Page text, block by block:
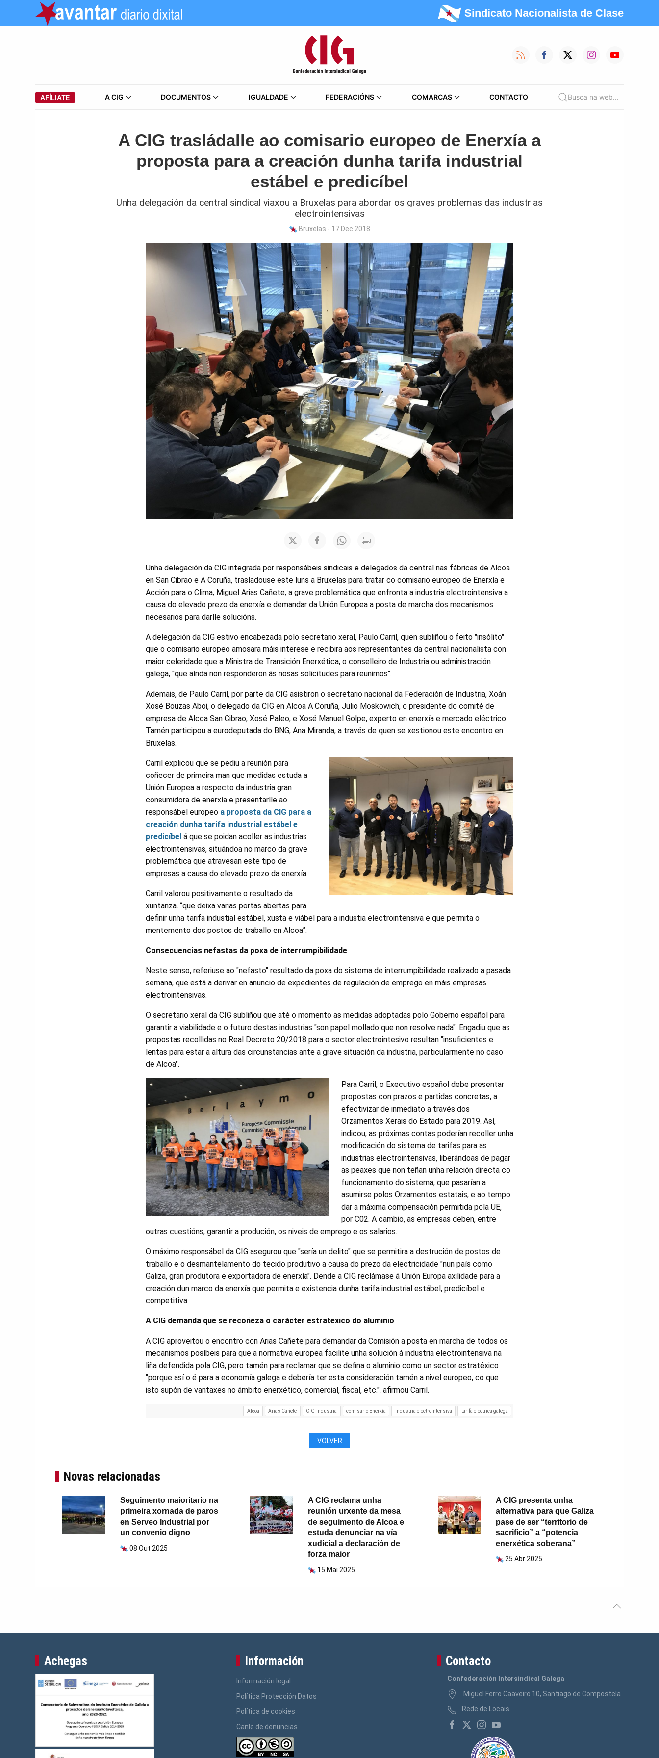
Sindicato Nacionalista de Clase
AFÍLIATE A CIG DOCUMENTOS IGUALDADE FEDERACIÓNS COMARCAS CONTACTO Busca na web...
A CIG trasládalle ao comisario europeo de Enerxía a
proposta para a creación dunha tarifa industrial
estábel e predicíbel
Unha delegación da central sindical viaxou a Bruxelas para abordar os graves problemas das industrias
electrointensivas
Bruxelas - 17 Dec 2018
Unha delegación da CIG integrada por responsábeis sindicais e delegados da central nas fábricas de Alcoa
en San Cibrao e A Coruña, trasladouse este luns a Bruxelas para tratar co comisario europeo de Enerxía e
Acción para o Clima, Miguel Arias Cañete, a grave problemática que enfronta a industria electrointensiva a
causa do elevado prezo da enerxía e demandar da Unión Europea a posta de marcha dos mecanismos
necesarios para darlle solucións.
A delegación da CIG estivo encabezada polo secretario xeral, Paulo Carril, quen subliñou o feito "insólito"
que o comisario europeo amosara máis interese e recibira aos representantes da central nacionalista con
maior celeridade que a Ministra de Transición Enerxética, o conselleiro de Industria ou administración
galega, "que aínda non responderon ás nosas solicitudes para reunirnos".
Ademais, de Paulo Carril, por parte da CIG asistiron o secretario nacional da Federación de Industria, Xoán
Xosé Bouzas Aboi, o delegado da CIG en Alcoa A Coruña, Julio Moskowich, o presidente do comité de
empresa de Alcoa San Cibrao, Xosé Paleo, e Xosé Manuel Golpe, experto en enerxía e mercado eléctrico.
Tamén participou a eurodeputada do BNG, Ana Miranda, a través de quen se xestionou este encontro en
Bruxelas.
Carril explicou que se pediu a reunión para
coñecer de primeira man que medidas estuda a
Unión Europea a respecto da industria gran
consumidora de enerxía e presentarlle ao
responsábel europeo a proposta da CIG para a
creación dunha tarifa industrial estábel e
predicíbel á que se poidan acoller as industrias
electrointensivas, situándoa no marco da grave
problemática que atravesan este tipo de
empresas a causa do elevado prezo da enerxía.
Carril valorou positivamente o resultado da
xuntanza, “que deixa varias portas abertas para
definir unha tarifa industial estábel, xusta e viábel para a industia electrointensiva e que permita o
mentemento dos postos de traballo en Alcoa”.
Consecuencias nefastas da poxa de interrumpibilidade
Neste senso, referiuse ao "nefasto" resultado da poxa do sistema de interrumpibilidade realizado a pasada
semana, que está a derivar en anuncio de expedientes de regulación de emprego en máis empresas
electrointensivas.
O secretario xeral da CIG subliñou que até o momento as medidas adoptadas polo Goberno español para
garantir a viabilidade e o futuro destas industrias "son papel mollado que non resolve nada". Engadiu que as
propostas recollidas no Real Decreto 20/2018 para o sector electrointesivo resultan "insuficientes e
lentas para estar a altura das circunstancias ante a grave situación da industria, particularmente no caso
de Alcoa".
Para Carril, o Executivo español debe presentar
propostas con prazos e partidas concretas, a
efectivizar de inmediato a través dos
Orzamentos Xerais do Estado para 2019. Así,
indicou, as próximas contas poderían recoller unha
modificación do sistema de tarifas para as
industrias electrointensivas, liberándoas de pagar
as peaxes que non teñan unha relación directa co
funcionamento do sistema, que pasarían a
asumirse polos Orzamentos estatais; e ao tempo
dar a máxima compensación permitida pola UE,
por C02. A cambio, as empresas deben, entre
outras cuestións, garantir a produción, os niveis de emprego e os salarios.
O máximo responsábel da CIG asegurou que "sería un delito" que se permitira a destrución de postos de
traballo e o desmantelamento do tecido produtivo a causa do prezo da electricidade "nun país como
Galiza, gran produtora e exportadora de enerxía". Dende a CIG reclámase á Unión Europa axilidade para a
creación dun marco da enerxía que permita e existencia dunha tarifa industrial estábel, predicíbel e
competitiva.
A CIG demanda que se recoñeza o carácter estratéxico do aluminio
A CIG aproveitou o encontro con Arias Cañete para demandar da Comisión a posta en marcha de todos os
mecanismos posíbeis para que a normativa europea facilite unha solución á industria electrointensiva na
liña defendida pola CIG, pero tamén para reclamar que se defina o aluminio como un sector estratéxico
"porque así o é para a economía galega e debería ter esta consideración tamén a nivel europeo, co que
isto supón de vantaxes no ámbito enerxético, comercial, fiscal, etc.", afirmou Carril.
Alcoa Arias Cañete CIG-Industria comisario Enerxía industria electrointensiva tarifa electrica galega
VOLVER
Novas relacionadas
Seguimento maioritario na
primeira xornada de paros
en Serveo Industrial por
un convenio digno
08 Out 2025
A CIG reclama unha
reunión urxente da mesa
de seguimento de Alcoa e
estuda denunciar na vía
xudicial a declaración de
forza maior
15 Mai 2025
A CIG presenta unha
alternativa para que Galiza
pase de ser “territorio de
sacrificio” a “potencia
enerxética soberana”
25 Abr 2025
Achegas Información
Información legal
Política Protección Datos
Política de cookies
Canle de denuncias
Contacto
Confederación Intersindical Galega
Miguel Ferro Caaveiro 10, Santiago de Compostela
Rede de Locais